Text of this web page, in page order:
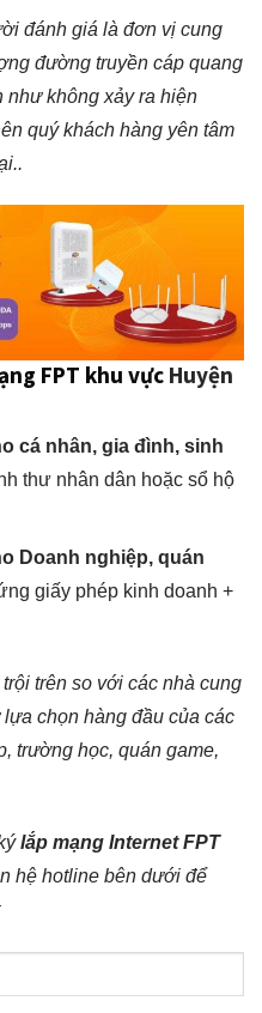
đánh giá là đơn vị cung
đường truyền cáp quang
như không xảy ra hiện
quý khách hàng yên tâm
.
FPT khu vực Huyện
cá nhân, gia đình, sinh
thư nhân dân hoặc sổ hộ
Doanh nghiệp, quán
giấy phép kinh doanh +
trên so với các nhà cung
chọn hàng đầu của các
trường học, quán game,
lắp mạng Internet FPT
hệ hotline bên dưới để